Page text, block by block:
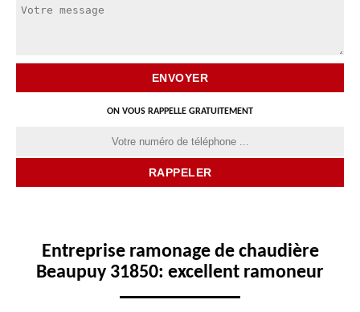
ON VOUS RAPPELLE GRATUITEMENT
Entreprise ramonage de chaudière
Beaupuy 31850: excellent ramoneur